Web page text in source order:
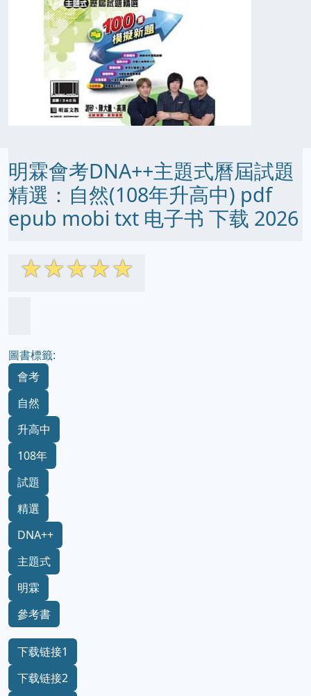
明霖會考DNA++主題式曆屆試題
精選：自然(108年升高中) pdf
epub mobi txt 电子书 下载 2026
☆☆☆☆☆
圖書標籤:
會考
自然
升高中
108年
試題
精選
DNA++
主題式
明霖
參考書
下载链接1
下载链接2